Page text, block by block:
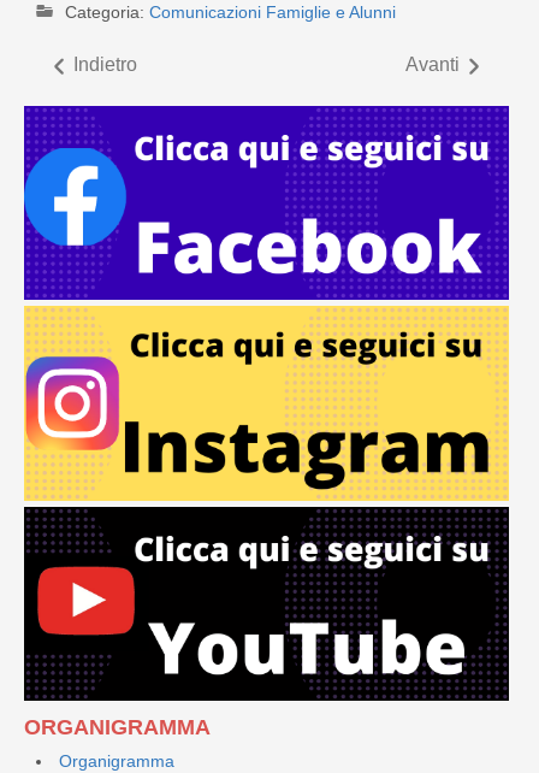
ORGANIGRAMMA
Organigramma
Categoria: Comunicazioni Famiglie e Alunni
Indietro Avanti